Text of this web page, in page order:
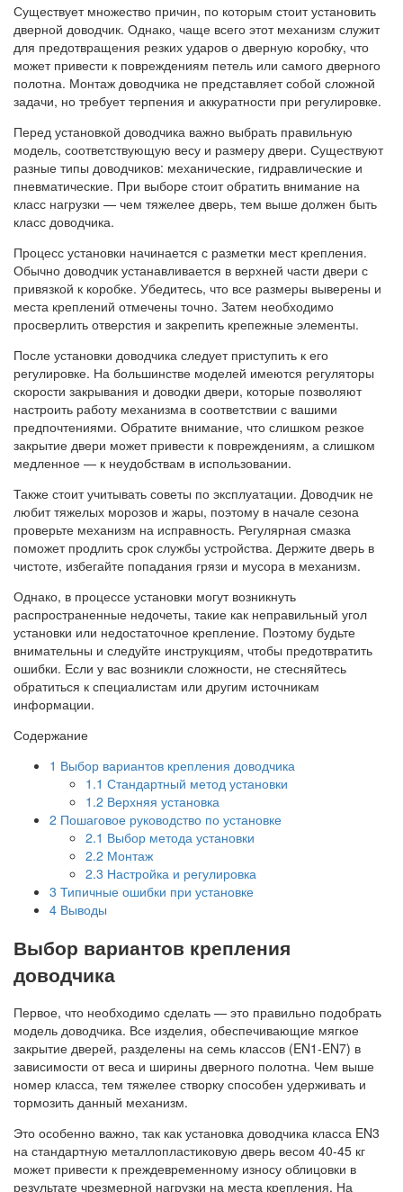
Существует множество причин, по которым стоит установить
дверной доводчик. Однако, чаще всего этот механизм служит
для предотвращения резких ударов о дверную коробку, что
может привести к повреждениям петель или самого дверного
полотна. Монтаж доводчика не представляет собой сложной
задачи, но требует терпения и аккуратности при регулировке.
Перед установкой доводчика важно выбрать правильную
модель, соответствующую весу и размеру двери. Существуют
разные типы доводчиков: механические, гидравлические и
пневматические. При выборе стоит обратить внимание на
класс нагрузки — чем тяжелее дверь, тем выше должен быть
класс доводчика.
Процесс установки начинается с разметки мест крепления.
Обычно доводчик устанавливается в верхней части двери с
привязкой к коробке. Убедитесь, что все размеры выверены и
места креплений отмечены точно. Затем необходимо
просверлить отверстия и закрепить крепежные элементы.
После установки доводчика следует приступить к его
регулировке. На большинстве моделей имеются регуляторы
скорости закрывания и доводки двери, которые позволяют
настроить работу механизма в соответствии с вашими
предпочтениями. Обратите внимание, что слишком резкое
закрытие двери может привести к повреждениям, а слишком
медленное — к неудобствам в использовании.
Также стоит учитывать советы по эксплуатации. Доводчик не
любит тяжелых морозов и жары, поэтому в начале сезона
проверьте механизм на исправность. Регулярная смазка
поможет продлить срок службы устройства. Держите дверь в
чистоте, избегайте попадания грязи и мусора в механизм.
Однако, в процессе установки могут возникнуть
распространенные недочеты, такие как неправильный угол
установки или недостаточное крепление. Поэтому будьте
внимательны и следуйте инструкциям, чтобы предотвратить
ошибки. Если у вас возникли сложности, не стесняйтесь
обратиться к специалистам или другим источникам
информации.
Содержание
1 Выбор вариантов крепления доводчика
1.1 Стандартный метод установки
1.2 Верхняя установка
2 Пошаговое руководство по установке
2.1 Выбор метода установки
2.2 Монтаж
2.3 Настройка и регулировка
3 Типичные ошибки при установке
4 Выводы
Выбор вариантов крепления
доводчика
Первое, что необходимо сделать — это правильно подобрать
модель доводчика. Все изделия, обеспечивающие мягкое
закрытие дверей, разделены на семь классов (EN1-EN7) в
зависимости от веса и ширины дверного полотна. Чем выше
номер класса, тем тяжелее створку способен удерживать и
тормозить данный механизм.
Это особенно важно, так как установка доводчика класса EN3
на стандартную металлопластиковую дверь весом 40-45 кг
может привести к преждевременному износу облицовки в
результате чрезмерной нагрузки на места крепления. На